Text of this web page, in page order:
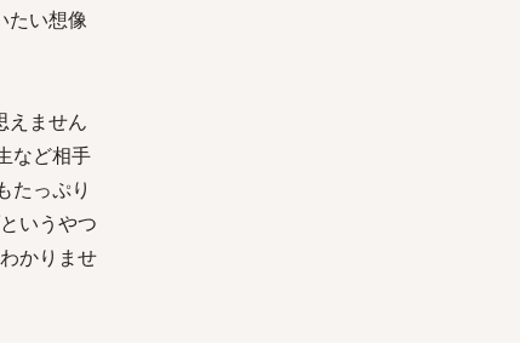
たい想像
えません
など相手
たっぷり
いうやつ
かりませ